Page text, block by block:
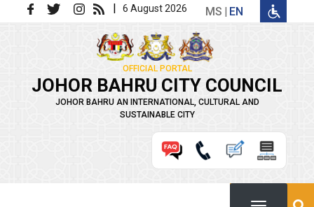
Skip to main content | 6 August 2026 MS EN
OFFICIAL PORTAL
JOHOR BAHRU CITY COUNCIL
JOHOR BAHRU AN INTERNATIONAL, CULTURAL AND
SUSTAINABLE CITY